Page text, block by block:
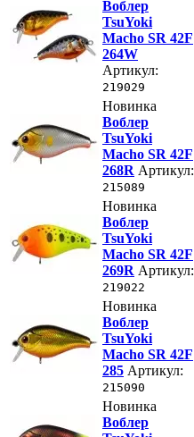
Воблер
TsuYoki
Macho SR 42F
264W
Артикул:
219029
Новинка
Воблер
TsuYoki
Macho SR 42F
268R Артикул:
215089
Новинка
Воблер
TsuYoki
Macho SR 42F
269R Артикул:
219022
Новинка
Воблер
TsuYoki
Macho SR 42F
285 Артикул:
215090
Новинка
Воблер